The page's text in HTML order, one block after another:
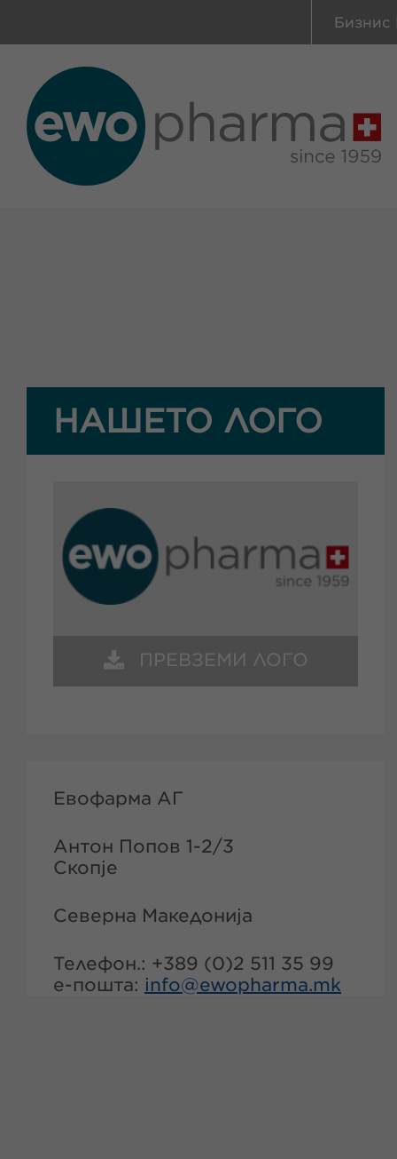
Бизнис
НАШЕТО ЛОГО
ПРЕВЗЕМИ ЛОГО
Евофарма АГ
Антон Попов 1-2/3
Скопје
Северна Македонија
Телефон.: +389 (0)2 511 35 99
е-пошта: info@ewopharma.mk